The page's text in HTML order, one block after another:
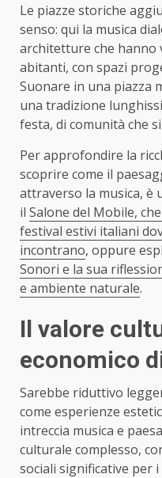
Le piazze storiche
senso: qui la musica
architetture che hanno
abitanti, con spazi
Suonare in una piazza
una tradizione
festa, di comunità che
Per approfondire la
scoprire come il
attraverso la musica, è
il Salone del Mobile,
festival estivi italiani
incontrano, oppure
Sonori e la sua
e ambiente naturale.
Il valore
economico
Sarebbe riduttivo
come esperienze
intreccia musica e
culturale complesso,
sociali significative per